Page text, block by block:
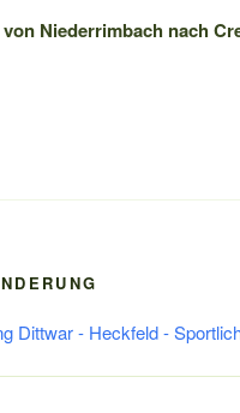
Niederrimbach nach
Dittwar - Heckfeld -